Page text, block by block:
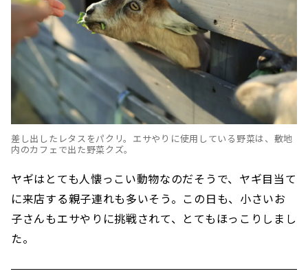
差し出したレタスをパクリ。エサやりに使用している野菜は、敷地
内のカフェで出た野菜クズ。
ヤギはとても人懐っこい動物なのだそうで、ヤギ目当て
に来店する親子連れも多いそう。この日も、小さいお
子さんもエサやりに挑戦されて、とてもほっこりしまし
た。